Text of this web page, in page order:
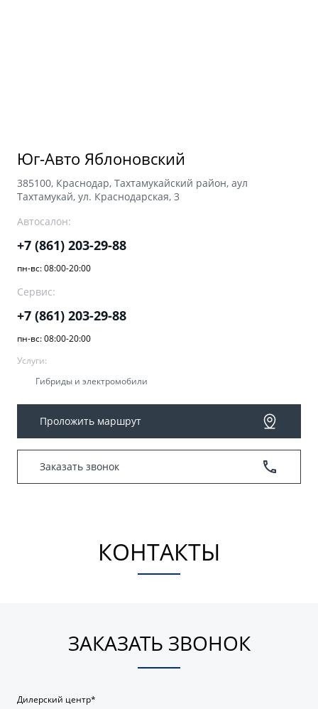
PREFACE
от 3 079 990 ₽*
GEELY EX5
от 3 769 990 ₽*
Страхование
GEELY Лизинг
Сервисная книжка
Вопросы и ответы
Юг-Авто Яблоновский
385100, Краснодар, Тахтамукайский район, аул
Тахтамукай, ул. Краснодарская, 3
Автосалон:
+7 (861) 203-29-88
пн-вс: 08:00-20:00
Сервис:
+7 (861) 203-29-88
пн-вс: 08:00-20:00
Услуги:
Гибриды и электромобили
Проложить маршрут
Заказать звонок
КОНТАКТЫ
ЗАКАЗАТЬ ЗВОНОК
Дилерский центр